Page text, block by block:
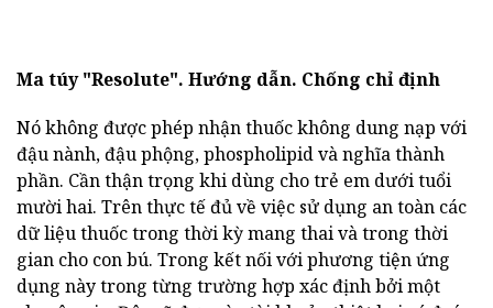
Ma túy "Resolute". Hướng dẫn. Chống chỉ định
Nó không được phép nhận thuốc không dung nạp với
đậu nành, đậu phộng, phospholipid và nghĩa thành
phần. Cần thận trọng khi dùng cho trẻ em dưới tuổi
mười hai. Trên thực tế đủ về việc sử dụng an toàn các
dữ liệu thuốc trong thời kỳ mang thai và trong thời
gian cho con bú. Trong kết nối với phương tiện ứng
dụng này trong từng trường hợp xác định bởi một